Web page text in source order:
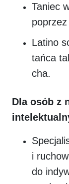
Taniec
Latino
tańca
cha.
Dla osób z
i
do